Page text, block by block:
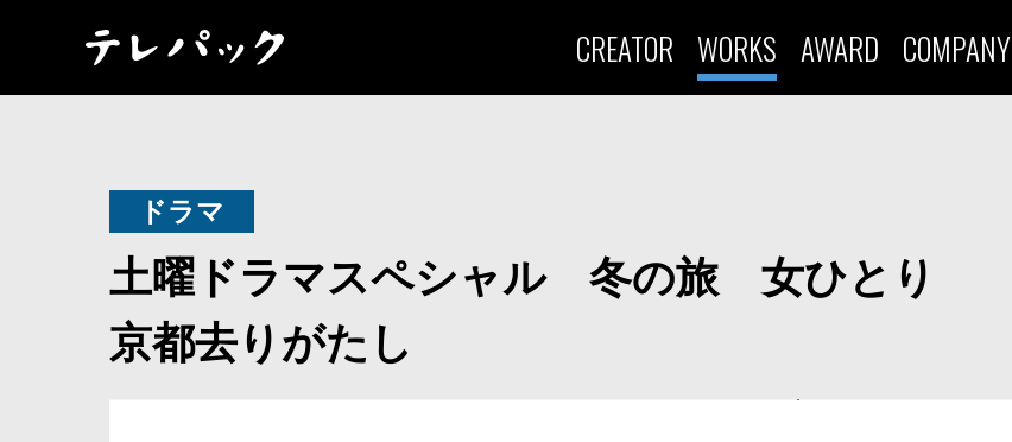
CREATOR WORKS AWARD COMPANY
ドラマ
土曜ドラマスペシャル 冬の旅 女ひとり
京都去りがたし